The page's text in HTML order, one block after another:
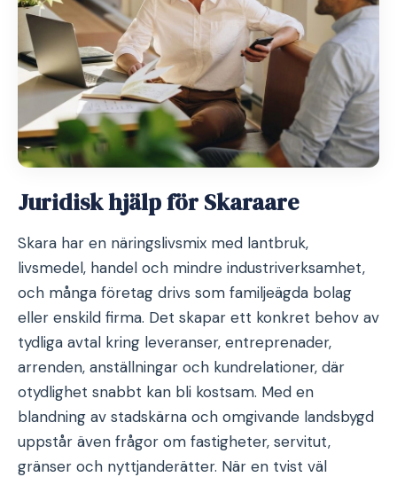
Juridisk hjälp för Skaraare
Skara har en näringslivsmix med lantbruk,
livsmedel, handel och mindre industriverksamhet,
och många företag drivs som familjeägda bolag
eller enskild firma. Det skapar ett konkret behov av
tydliga avtal kring leveranser, entreprenader,
arrenden, anställningar och kundrelationer, där
otydlighet snabbt kan bli kostsam. Med en
blandning av stadskärna och omgivande landsbygd
uppstår även frågor om fastigheter, servitut,
gränser och nyttjanderätter. När en tvist väl